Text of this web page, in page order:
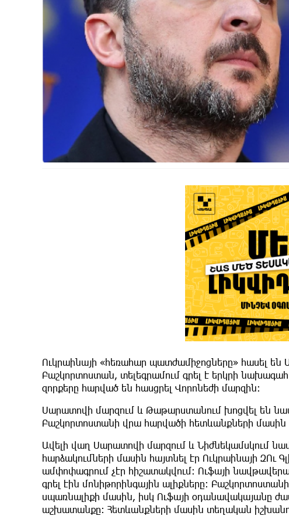
Ուկրաինայի «հեռահար պատժամիջոցները» հասել
Բաշկորտոստան, տելեգրամում գրել է երկրի
զորքերը հարված են հասցրել Վորոնեժի մարզին։
Սարատովի մարզում և Թաթարստանում խոցվել են
Բաշկորտոստանի վրա հարվածի հետևանքների մասին
Ավելի վաղ Սարատովի մարզում և Նիժնեկամսկում
հարձակումների մասին հայտնել էր Ուկրաինայի
ամփոփագրում չէր հիշատակվում։ Ուֆայի
գրել էին մոնիթորինգային ալիքները։
սպառնալիքի մասին, իսկ Ուֆայի օդանավակայանը
աշխատանքը։ Հետևանքների մասին տեղական